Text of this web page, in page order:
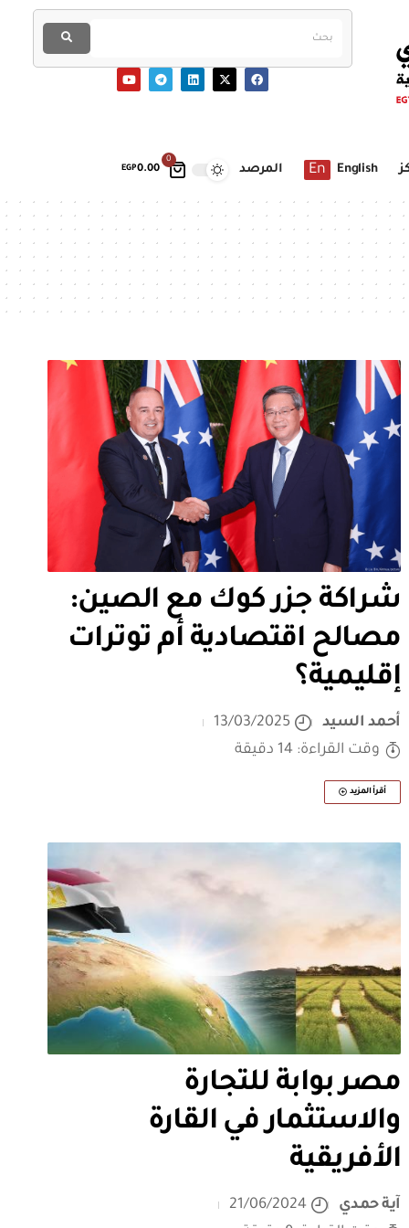
0
EGP0.00 English
En المرصد
شراكة جزر كوك مع الصين:
مصالح اقتصادية أم توترات
إقليمية؟
أحمد السيد
13/03/2025
وقت القراءة: 14 دقيقة
أقرأ المزيد
مصر بوابة للتجارة
والاستثمار في القارة
الأفريقية
آية حمدي
21/06/2024